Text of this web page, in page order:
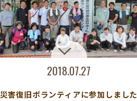
2018.07.27
災害復旧ボランティアに参加しました